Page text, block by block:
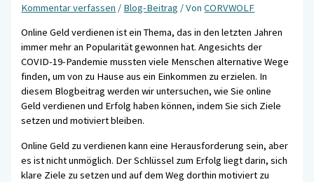
Kommentar verfassen / Blog-Beitrag / VonCORVWOLF
Online Geld verdienen ist ein Thema, das in den letzten Jahren
immer mehr an Popularität gewonnen hat. Angesichts der
COVID-19-Pandemie mussten viele Menschen alternative Wege
finden, um von zu Hause aus ein Einkommen zu erzielen. In
diesem Blogbeitrag werden wir untersuchen, wie Sie online
Geld verdienen und Erfolg haben können, indem Sie sich Ziele
setzen und motiviert bleiben.
Online Geld zu verdienen kann eine Herausforderung sein, aber
es ist nicht unmöglich. Der Schlüssel zum Erfolg liegt darin, sich
klare Ziele zu setzen und auf dem Weg dorthin motiviert zu